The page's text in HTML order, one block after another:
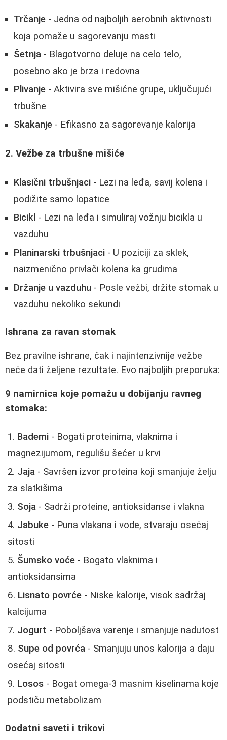
Trčanje - Jedna od najboljih aerobnih aktivnosti
koja pomaže u sagorevanju masti
Šetnja - Blagotvorno deluje na celo telo,
posebno ako je brza i redovna
Plivanje - Aktivira sve mišićne grupe, uključujući
trbušne
Skakanje - Efikasno za sagorevanje kalorija
2. Vežbe za trbušne mišiće
Klasični trbušnjaci - Lezi na leđa, savij kolena i
podižite samo lopatice
Bicikl - Lezi na leđa i simuliraj vožnju bicikla u
vazduhu
Planinarski trbušnjaci - U poziciji za sklek,
naizmenično privlači kolena ka grudima
Držanje u vazduhu - Posle vežbi, držite stomak u
vazduhu nekoliko sekundi
Ishrana za ravan stomak
Bez pravilne ishrane, čak i najintenzivnije vežbe
neće dati željene rezultate. Evo najboljih preporuka:
9 namirnica koje pomažu u dobijanju ravneg
stomaka:
Bademi - Bogati proteinima, vlaknima i
magnezijumom, regulišu šećer u krvi
Jaja - Savršen izvor proteina koji smanjuje želju
za slatkišima
Soja - Sadrži proteine, antioksidanse i vlakna
Jabuke - Puna vlakana i vode, stvaraju osećaj
sitosti
Šumsko voće - Bogato vlaknima i
antioksidansima
Lisnato povrće - Niske kalorije, visok sadržaj
kalcijuma
Jogurt - Poboljšava varenje i smanjuje nadutost
Supe od povrća - Smanjuju unos kalorija a daju
osećaj sitosti
Losos - Bogat omega-3 masnim kiselinama koje
podstiču metabolizam
Dodatni saveti i trikovi